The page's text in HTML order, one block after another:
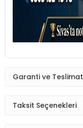
Garanti ve Teslimat
Taksit Seçenekleri